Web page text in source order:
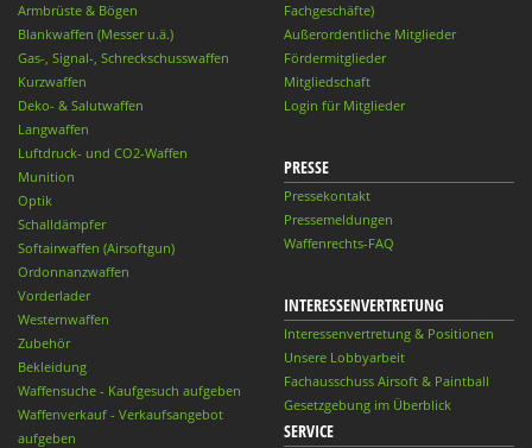
Armbrüste & Bögen
Blankwaffen (Messer u.ä.)
Gas-, Signal-, Schreckschusswaffen
Kurzwaffen
Deko- & Salutwaffen
Langwaffen
Luftdruck- und CO2-Waffen
Munition
Optik
Schalldämpfer
Softairwaffen (Airsoftgun)
Ordonnanzwaffen
Vorderlader
Westernwaffen
Zubehör
Bekleidung
Waffensuche - Kaufgesuch aufgeben
Waffenverkauf - Verkaufsangebot
aufgeben
Fachgeschäfte)
Außerordentliche Mitglieder
Fördermitglieder
Mitgliedschaft
Login für Mitglieder
PRESSE
Pressekontakt
Pressemeldungen
Waffenrechts-FAQ
INTERESSENVERTRETUNG
Interessenvertretung & Positionen
Unsere Lobbyarbeit
Fachausschuss Airsoft & Paintball
Gesetzgebung im Überblick
SERVICE